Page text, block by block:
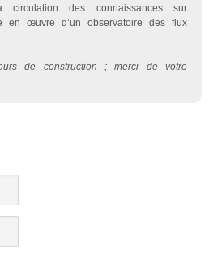
des connaissances sur
en œuvre d’un observatoire des flux
de construction ; merci de votre